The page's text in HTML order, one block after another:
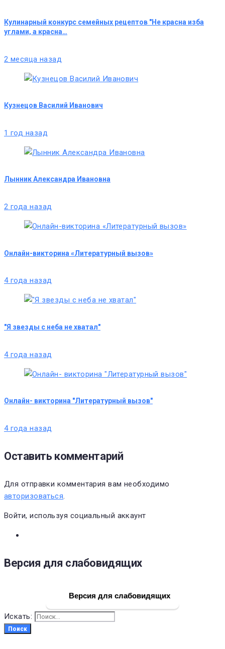
Кулинарный конкурс семейных рецептов "Не красна изба
углами, а красна…
2 месяца назад
Кузнецов Василий Иванович
1 год назад
Лынник Александра Ивановна
2 года назад
Онлайн-викторина «Литературный вызов»
4 года назад
"Я звезды с неба не хватал"
4 года назад
Онлайн- викторина "Литературный вызов"
4 года назад
Оставить комментарий
Для отправки комментария вам необходимо
авторизоваться.
Войти, используя социальный аккаунт
Версия для слабовидящих
Версия для слабовидящих
Искать:
Поиск